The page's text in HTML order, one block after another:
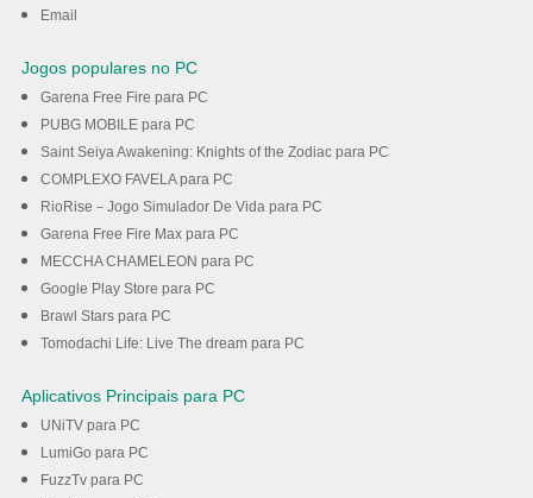
Email
Jogos populares no PC
Garena Free Fire para PC
PUBG MOBILE para PC
Saint Seiya Awakening: Knights of the Zodiac para PC
COMPLEXO FAVELA para PC
RioRise－Jogo Simulador De Vida para PC
Garena Free Fire Max para PC
MECCHA CHAMELEON para PC
Google Play Store para PC
Brawl Stars para PC
Tomodachi Life: Live The dream para PC
Aplicativos Principais para PC
UNiTV para PC
LumiGo para PC
FuzzTv para PC